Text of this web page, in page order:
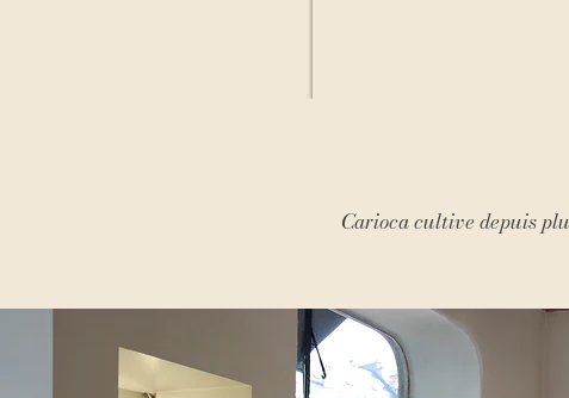
Carioca cultive depuis